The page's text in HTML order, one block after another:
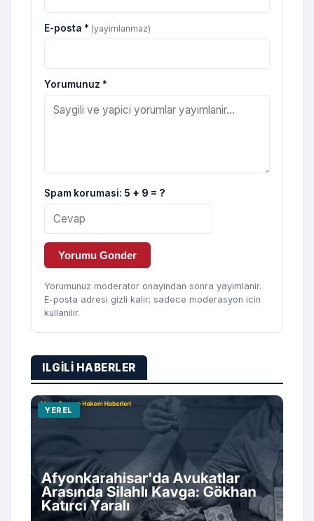
E-posta * (yayimlanmaz)
Yorumunuz *
Spam korumasi: 5 + 9 = ?
Yorumu Gonder
Yorumunuz moderator onayindan sonra yayimlanir.
E-posta adresi gizli kalir; sadece moderasyon icin
kullanilir.
ILGILI HABERLER
YEREL